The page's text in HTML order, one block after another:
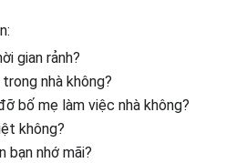
gian rảnh?
nhà không?
bố mẹ làm việc nhà không?
không?
bạn nhớ mãi?